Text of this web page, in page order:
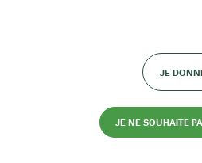
JE
JE NE SOUHAITE
dans PEP’s, la
et vous permet de :
sur laquelle vous naviguez ;
de PEP’s, revue dans sa